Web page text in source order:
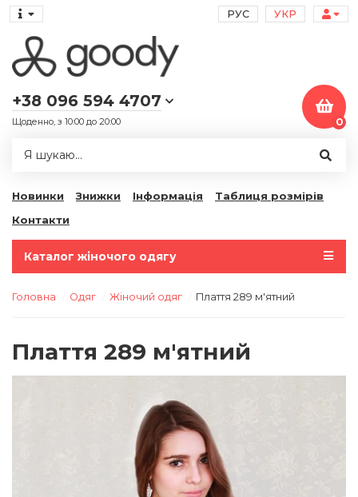
РУС УКР
+38 096 594 4707
Щоденно, з 10:00 до 20:00 0
Новинки Знижки Інформація
Таблиця розмірів
Контакти
Каталог жіночого одягу
Головна Одяг Жіночий одяг Плаття 289 м'ятний
Плаття 289 м'ятний